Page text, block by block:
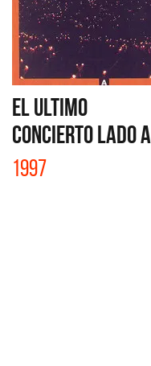
EL ULTIMO
CONCIERTO LADO A
1997